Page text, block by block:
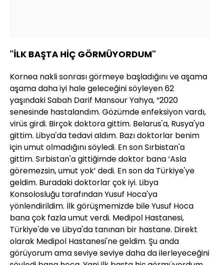
"İLK BAŞTA HİÇ GÖRMÜYORDUM"
Kornea nakli sonrası görmeye başladığını ve aşama
aşama daha iyi hale geleceğini söyleyen 62
yaşındaki Sabah Darif Mansour Yahya, “2020
senesinde hastalandım. Gözümde enfeksiyon vardı,
virüs girdi. Birçok doktora gittim. Belarus'a, Rusya'ya
gittim. Libya'da tedavi aldım. Bazı doktorlar benim
için umut olmadığını söyledi. En son Sırbistan'a
gittim. Sırbistan'a gittiğimde doktor bana ‘Asla
göremezsin, umut yok’ dedi. En son da Türkiye'ye
geldim. Buradaki doktorlar çok iyi. Libya
Konsolosluğu tarafından Yusuf Hoca'ya
yönlendirildim. İlk görüşmemizde bile Yusuf Hoca
bana çok fazla umut verdi. Medipol Hastanesi,
Türkiye'de ve Libya'da tanınan bir hastane. Direkt
olarak Medipol Hastanesi'ne geldim. Şu anda
görüyorum ama seviye seviye daha da ilerleyeceğini